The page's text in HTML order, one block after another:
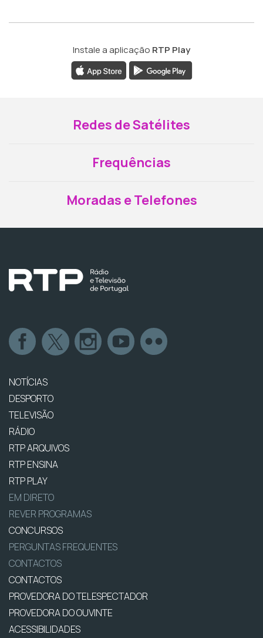
Instale a aplicação RTP Play
Redes de Satélites
Frequências
Moradas e Telefones
NOTÍCIAS
DESPORTO
TELEVISÃO
RÁDIO
RTP ARQUIVOS
RTP ENSINA
RTP PLAY
EM DIRETO
REVER PROGRAMAS
CONCURSOS
PERGUNTAS FREQUENTES
CONTACTOS
CONTACTOS
PROVEDORA DO TELESPECTADOR
PROVEDORA DO OUVINTE
ACESSIBILIDADES